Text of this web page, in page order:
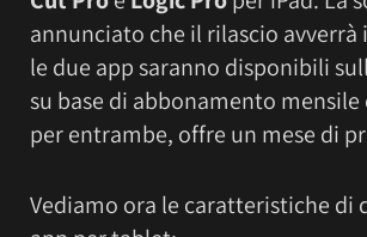
annunciato che il rilascio avverrà
le due app saranno disponibili
su base di abbonamento mensile
per entrambe, offre un mese di
Vediamo ora le caratteristiche di